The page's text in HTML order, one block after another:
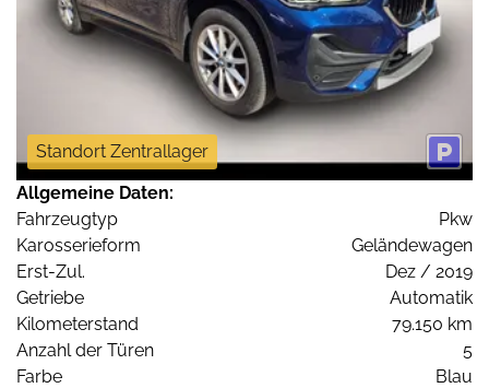
Standort Zentrallager
Allgemeine Daten:
Fahrzeugtyp
Pkw
Karosserieform
Geländewagen
Erst-Zul.
Dez / 2019
Getriebe
Automatik
Kilometerstand
79.150 km
Anzahl der Türen
5
Farbe
Blau